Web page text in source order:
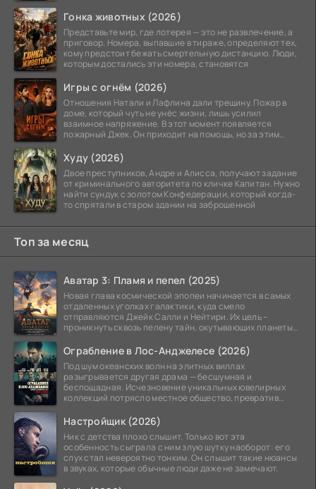
Гонка животных (2026)
Представьте мир, где лотерея — это не развлечение, а
приговор. Номера, выпавшие в тираже, определяют тех,
кому предстоит бежать смертельную дистанцию. Люди,
которым достались эти номера, становятся
Игры с огнём (2026)
Отношения Натали и Лафлина дали трещину. Пожар в
доме, который чуть не унёс жизни, лишь усилил
взаимное напряжение. В этот момент появляется
пожарный Джек. Он приходит на помощь, но за этим
Худу (2026)
Двое преступников, Андре и Алисса, получают задание
от криминального авторитета по кличке Капитан. Нужно
найти сундук с золотом Конфедерации, который когда-
то спрятали в старом здании на заброшенной
Топ за месяц
Аватар 3: Пламя и пепел (2025)
Новая глава космической эпопеи начинается в самых
отдаленных уголках галактики, куда смело
отправляются Джейк Салли и Нейтири. Их цель –
проникнуть сквозь пелену тайн, окутывающих планеты
Ограбление в Лос-Анджелесе (2026)
Под шум океанских волн на элитных виллах
разыгрывается другая драма — бесшумная и
беспощадная. Исчезновение уникальных ювелирных
коллекций потрясло местное общество, превратив
Настройщик (2026)
Ник с детства плохо слышит. Только вот эта
особенность сыграла с ним злую шутку наоборот: его
слух стал невероятно тонким. Он слышит такие нюансы
в звуках, которые обычные люди даже не замечают.